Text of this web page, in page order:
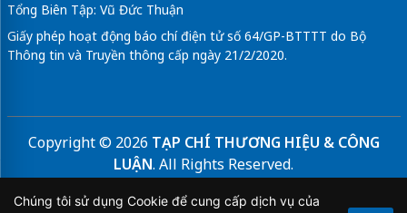
Tổng Biên Tập: Vũ Đức Thuận
Giấy phép hoạt động báo chí điện tử số 64/GP-BTTTT do Bộ
Thông tin và Truyền thông cấp ngày 21/2/2020.
Copyright © 2026 TẠP CHÍ THƯƠNG HIỆU & CÔNG
LUẬN. All Rights Reserved.
Bản quyền thuộc Tạp chí Thương hiệu và Công luận. Cấm
Chúng tôi sử dụng Cookie để cung cấp dịch vụ của